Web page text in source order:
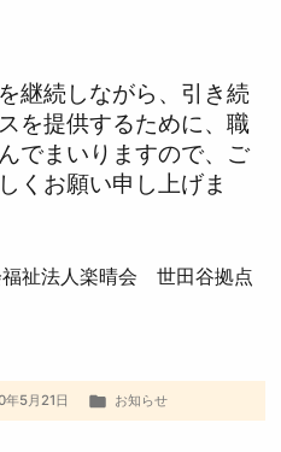
継続しながら、引き続
を提供するために、職
でまいりますので、ご
くお願い申し上げま
祉法人楽晴会 世田谷拠点
5月21日 お知らせ